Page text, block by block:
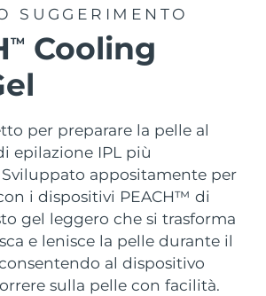
SUGGERIMENTO
TM
Cooling
per preparare la pelle al
epilazione IPL più
appositamente per
i dispositivi PEACH™ di
gel leggero che si trasforma
e lenisce la pelle durante il
al dispositivo
sulla pelle con facilità.